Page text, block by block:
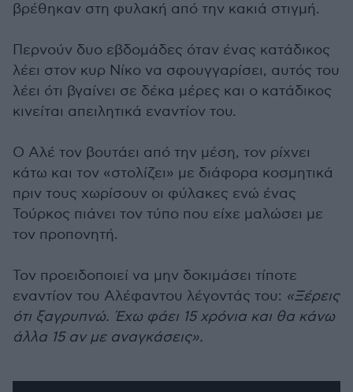
βρέθηκαν στη φυλακή από την κακιά στιγμή.
Περνούν δυο εβδομάδες όταν ένας κατάδικος
λέει στον κυρ Νίκο να σφουγγαρίσει, αυτός του
λέει ότι βγαίνει σε δέκα μέρες και ο κατάδικος
κινείται απειλητικά εναντίον του.
Ο Αλέ τον βουτάει από την μέση, τον ρίχνει
κάτω και τον «στολίζει» με διάφορα κοσμητικά
πριν τους χωρίσουν οι φύλακες ενώ ένας
Τούρκος πιάνει τον τύπο που είχε μαλώσει με
τον προπονητή.
Τον προειδοποιεί να μην δοκιμάσει τίποτε
εναντίον του Αλέφαντου λέγοντάς του: «Ξέρεις
ότι ξαγρυπνώ. Έχω φάει 15 χρόνια και θα κάνω
άλλα 15 αν με αναγκάσεις».